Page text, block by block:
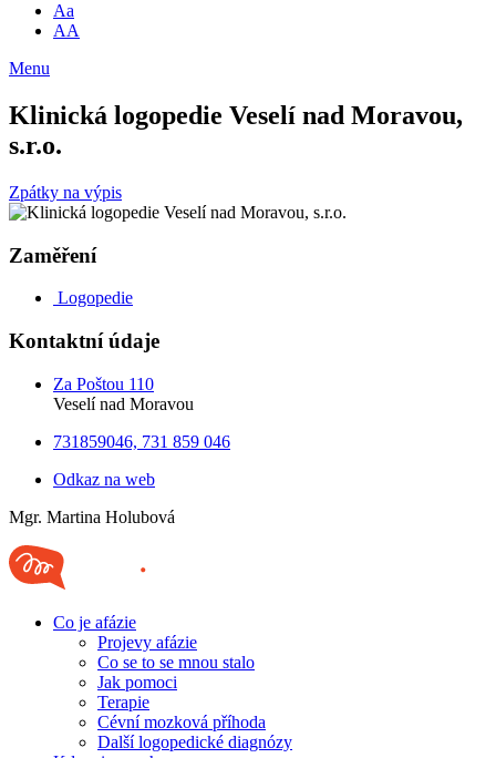
Aa
AA
Menu
Klinická logopedie Veselí nad Moravou,
s.r.o.
Zpátky na výpis
Zaměření
Logopedie
Kontaktní údaje
Za Poštou 110
Veselí nad Moravou
731859046, 731 859 046
Odkaz na web
Mgr. Martina Holubová
Co je afázie
Projevy afázie
Co se to se mnou stalo
Jak pomoci
Terapie
Cévní mozková příhoda
Další logopedické diagnózy